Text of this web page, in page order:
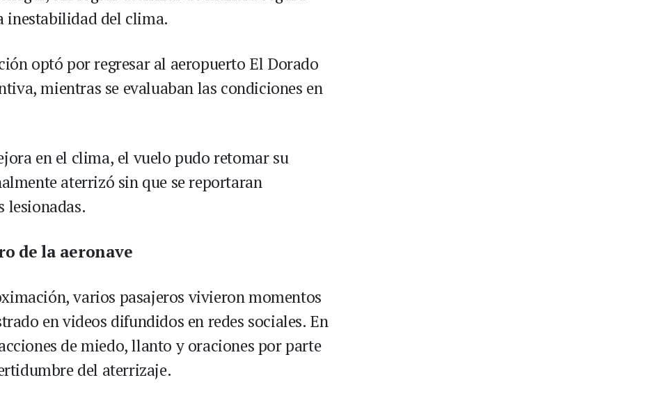
inestabilidad del clima.
optó por regresar al aeropuerto El Dorado
mientras se evaluaban las condiciones en
en el clima, el vuelo pudo retomar su
aterrizó sin que se reportaran
lesionadas.
de la aeronave
varios pasajeros vivieron momentos
en videos difundidos en redes sociales. En
de miedo, llanto y oraciones por parte
del aterrizaje.